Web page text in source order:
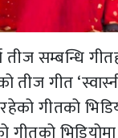
तीज सम्बन्धि
तीज गीत
गीतको